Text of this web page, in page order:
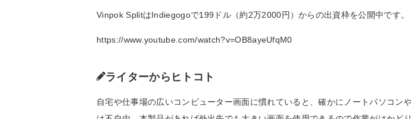
Vinpok SplitはIndiegogoで199ドル（約2万2000円）からの出資枠を公開中です。
https://www.youtube.com/watch?v=OB8ayeUfqM0
ライターからヒトコト
自宅や仕事場の広いコンピューター画面に慣れていると、確かにノートパソコン